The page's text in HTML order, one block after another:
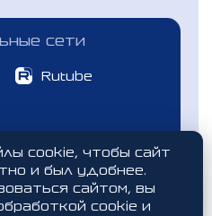
сети
Rutube
бот калькулятор
cookie, чтобы сайт
и был удобнее.
сайтом, вы
cookie и